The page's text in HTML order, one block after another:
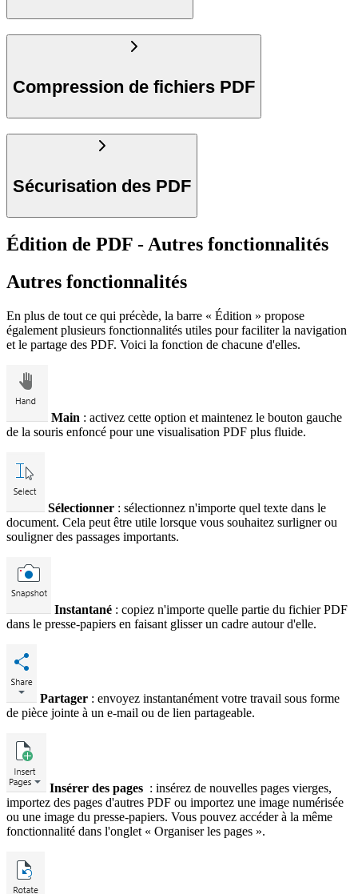
Compression de fichiers PDF
Sécurisation des PDF
Édition de PDF - Autres fonctionnalités
Autres fonctionnalités
En plus de tout ce qui précède, la barre « Édition » propose
également plusieurs fonctionnalités utiles pour faciliter la navigation
et le partage des PDF. Voici la fonction de chacune d'elles.
Main : activez cette option et maintenez le bouton gauche
de la souris enfoncé pour une visualisation PDF plus fluide.
Sélectionner : sélectionnez n'importe quel texte dans le
document. Cela peut être utile lorsque vous souhaitez surligner ou
souligner des passages importants.
Instantané : copiez n'importe quelle partie du fichier PDF
dans le presse-papiers en faisant glisser un cadre autour d'elle.
Partager : envoyez instantanément votre travail sous forme
de pièce jointe à un e-mail ou de lien partageable.
Insérer des pages : insérez de nouvelles pages vierges,
importez des pages d'autres PDF ou importez une image numérisée
ou une image du presse-papiers. Vous pouvez accéder à la même
fonctionnalité dans l'onglet « Organiser les pages ».